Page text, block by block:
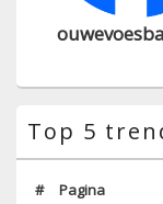
Top 5
# Pagina